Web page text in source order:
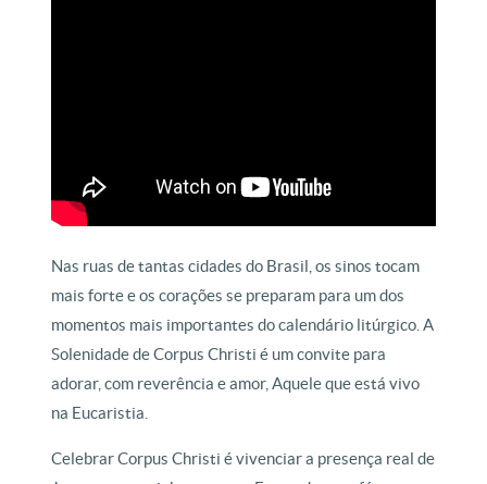
Nas ruas de tantas cidades do Brasil, os sinos tocam
mais forte e os corações se preparam para um dos
momentos mais importantes do calendário litúrgico. A
Solenidade de Corpus Christi é um convite para
adorar, com reverência e amor, Aquele que está vivo
na Eucaristia.
Celebrar Corpus Christi é vivenciar a presença real de